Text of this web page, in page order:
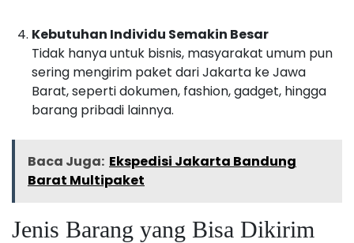
Kebutuhan Individu Semakin Besar
Tidak hanya untuk bisnis, masyarakat umum pun
sering mengirim paket dari Jakarta ke Jawa
Barat, seperti dokumen, fashion, gadget, hingga
barang pribadi lainnya.
Baca Juga: Ekspedisi Jakarta Bandung
Barat Multipaket
Jenis Barang yang Bisa Dikirim